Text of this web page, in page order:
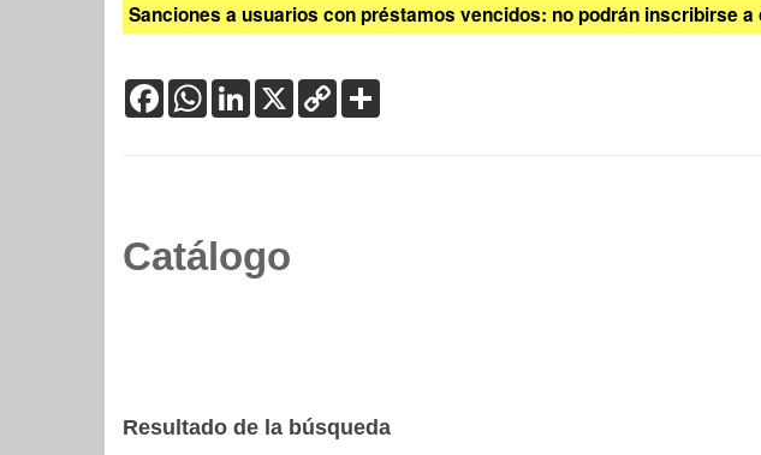
Sanciones a usuarios con préstamos vencidos: no podrán inscribirse
FacebookWhatsApp
LinkedIn
X Copy
Link
Catálogo
Resultado de la búsqueda